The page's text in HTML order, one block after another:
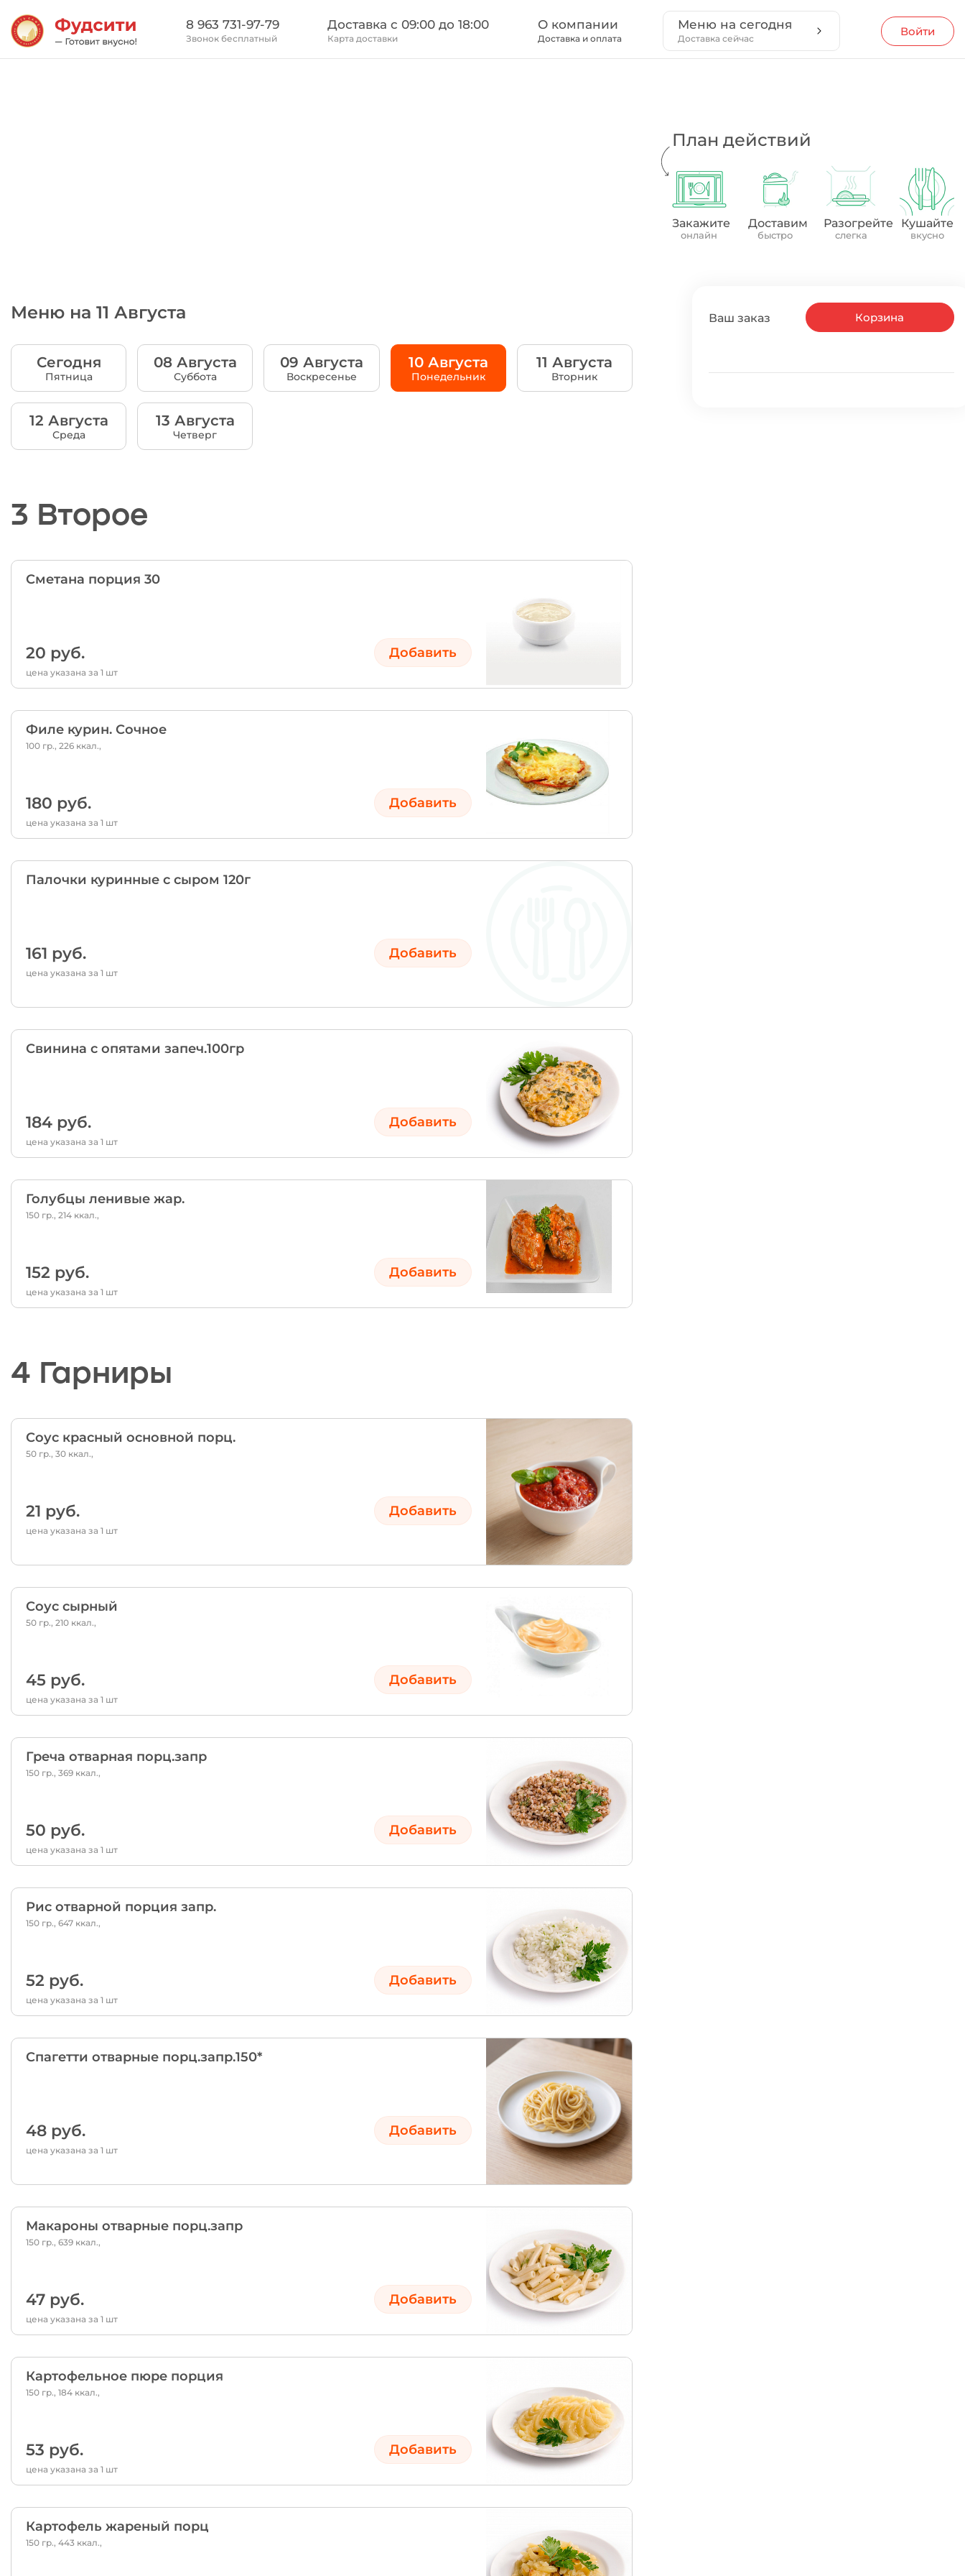
8 963 731-97-79
Звонок бесплатный
Доставка c 09:00 до 18:00
Карта доставки
О компании
Доставка и оплата
Меню на сегодня
Доставка сейчас
Войти
План действий
Закажите
онлайн
Доставим
быстро
Разогрейте
слегка
Кушайте
вкусно
Меню на 11 Августа
Сегодня
Пятница
08 Августа
Суббота
09 Августа
Воскресенье
10 Августа
Понедельник
11 Августа
Вторник
12 Августа
Среда
13 Августа
Четверг
3 Второе
Сметана порция 30
20 руб. Добавить
цена указана за 1 шт
Филе курин. Сочное
100 гр., 226 ккал.,
180 руб. Добавить
цена указана за 1 шт
Палочки куринные с сыром 120г
161 руб. Добавить
цена указана за 1 шт
Свинина с опятами запеч.100гр
184 руб. Добавить
цена указана за 1 шт
Голубцы ленивые жар.
150 гр., 214 ккал.,
152 руб. Добавить
цена указана за 1 шт
4 Гарниры
Соус красный основной порц.
50 гр., 30 ккал.,
21 руб. Добавить
цена указана за 1 шт
Соус сырный
50 гр., 210 ккал.,
45 руб. Добавить
цена указана за 1 шт
Греча отварная порц.запр
150 гр., 369 ккал.,
50 руб. Добавить
цена указана за 1 шт
Рис отварной порция запр.
150 гр., 647 ккал.,
52 руб. Добавить
цена указана за 1 шт
Спагетти отварные порц.запр.150*
48 руб. Добавить
цена указана за 1 шт
Макароны отварные порц.запр
150 гр., 639 ккал.,
47 руб. Добавить
цена указана за 1 шт
Картофельное пюре порция
150 гр., 184 ккал.,
53 руб. Добавить
цена указана за 1 шт
Картофель жареный порц
150 гр., 443 ккал.,
Корзина
Ваш заказ